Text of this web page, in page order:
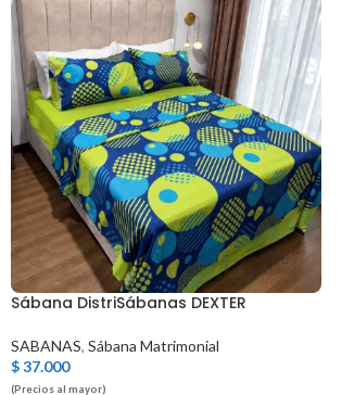
Sábana DistriSábanas DEXTER
SABANAS, Sábana Matrimonial
$37.000
(Precios al mayor)